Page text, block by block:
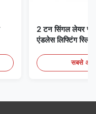
2 टन सिंगल लेयर
एंडलेस लिफ्टिंग स्लिंग्स
सबसे